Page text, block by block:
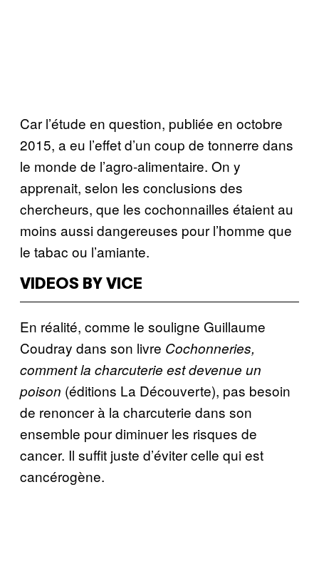
Car l’étude en question, publiée en octobre
2015, a eu l’effet d’un coup de tonnerre dans
le monde de l’agro-alimentaire. On y
apprenait, selon les conclusions des
chercheurs, que les cochonnailles étaient au
moins aussi dangereuses pour l’homme que
le tabac ou l’amiante.
VIDEOS BY VICE
En réalité, comme le souligne Guillaume
Coudray dans son livre Cochonneries,
comment la charcuterie est devenue un
poison (éditions La Découverte), pas besoin
de renoncer à la charcuterie dans son
ensemble pour diminuer les risques de
cancer. Il suffit juste d’éviter celle qui est
cancérogène.